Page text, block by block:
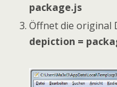
package.js
Öffnet die original
depiction =